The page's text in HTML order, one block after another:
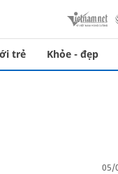
trẻ Khỏe - đẹp
05/